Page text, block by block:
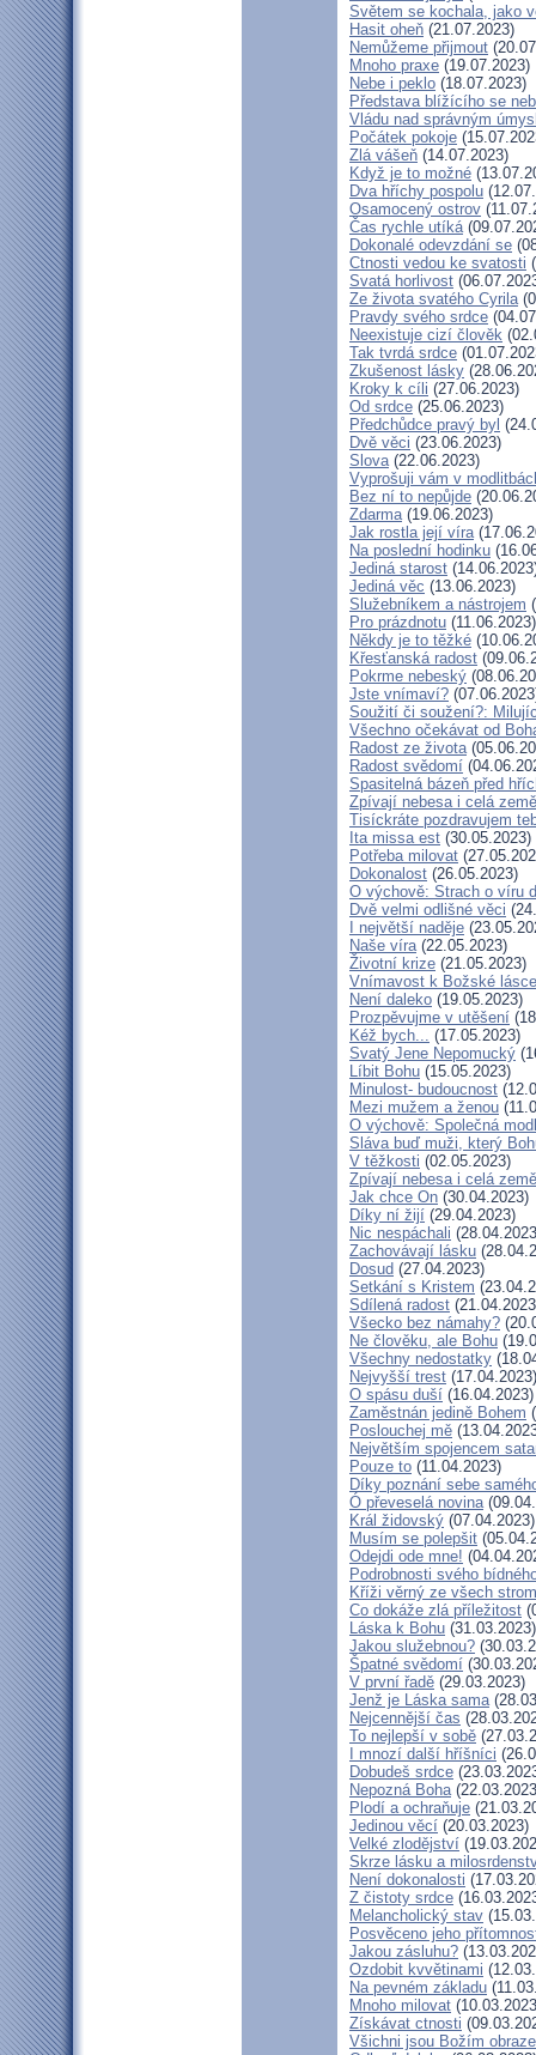
Světem se kochala, jako
Hasit oheň (21.07.2023)
Nemůžeme přijmout
Mnoho praxe (19.07.2023)
Nebe i peklo (18.07.2023)
Představa blížícího se
Vládu nad správným
Počátek pokoje
Zlá vášeň (14.07.2023)
Když je to možné
Dva hříchy pospolu
Osamocený ostrov
Čas rychle utíká
Dokonalé odevzdání se
Ctnosti vedou ke svatosti
Svatá horlivost
Ze života svatého Cyrila
Pravdy svého srdce
Neexistuje cizí člověk
Tak tvrdá srdce
Zkušenost lásky
Kroky k cíli (27.06.2023)
Od srdce (25.06.2023)
Předchůdce pravý byl
Dvě věci (23.06.2023)
Slova(22.06.2023)
Vyprošuji vám v
Bez ní to nepůjde
Zdarma(19.06.2023)
Jak rostla její víra
Na poslední hodinku
Jediná starost
Jediná věc (13.06.2023)
Služebníkem a nástrojem
Pro prázdnotu (11.06.2023)
Někdy je to těžké
Křesťanská radost
Pokrme nebeský
Jste vnímaví?
Soužití či soužení?:
Všechno očekávat od
Radost ze života
Radost svědomí
Spasitelná bázeň před
Zpívají nebesa i celá země
Tisíckráte pozdravujem
Ita missa est (30.05.2023)
Potřeba milovat
Dokonalost (26.05.2023)
O výchově: Strach o víru
Dvě velmi odlišné věci
I největší naděje
Naše víra(22.05.2023)
Životní krize (21.05.2023)
Vnímavost k Božské
Není daleko (19.05.2023)
Prozpěvujme v utěšení
Kéž bych... (17.05.2023)
Svatý Jene Nepomucký
Líbit Bohu (15.05.2023)
Minulost- budoucnost
Mezi mužem a ženou
O výchově: Společná
Sláva buď muži, který
V těžkosti (02.05.2023)
Zpívají nebesa i celá země
Jak chce On (30.04.2023)
Díky ní žijí (29.04.2023)
Nic nespáchali
Zachovávají lásku
Dosud (27.04.2023)
Setkání s Kristem
Sdílená radost
Všecko bez námahy?
Ne člověku, ale Bohu
Všechny nedostatky
Nejvyšší trest (17.04.2023)
O spásu duší (16.04.2023)
Zaměstnán jedině Bohem
Poslouchej mě
Největším spojencem
Pouze to (11.04.2023)
Díky poznání sebe
Ó převeselá novina
Král židovský (07.04.2023)
Musím se polepšit
Odejdi ode mne!
Podrobnosti svého
Kříži věrný ze všech
Co dokáže zlá příležitost
Láska k Bohu (31.03.2023)
Jakou služebnou?
Špatné svědomí
V první řadě (29.03.2023)
Jenž je Láska sama
Nejcennější čas
To nejlepší v sobě
I mnozí další hříšníci
Dobudeš srdce
Nepozná Boha
Plodí a ochraňuje
Jedinou věcí (20.03.2023)
Velké zlodějství
Skrze lásku a
Není dokonalosti
Z čistoty srdce
Melancholický stav
Posvěceno jeho
Jakou zásluhu?
Ozdobit kvvětinami
Na pevném základu
Mnoho milovat
Získávat ctnosti
Všichni jsou Božím